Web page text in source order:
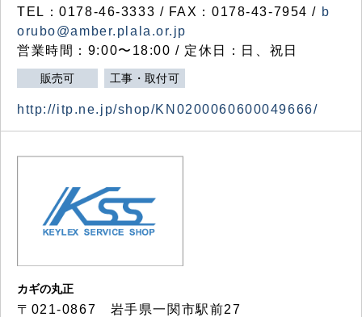
TEL：0178-46-3333 / FAX：0178-43-7954 / b
orubo@amber.plala.or.jp
営業時間：9:00〜18:00 / 定休日：日、祝日
販売可 工事・取付可
http://itp.ne.jp/shop/KN0200060600049666/
カギの丸正
〒021-0867 岩手県一関市駅前27